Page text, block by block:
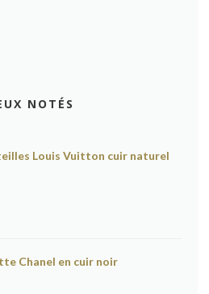
NOTÉS
Louis Vuitton cuir naturel
Chanel en cuir noir